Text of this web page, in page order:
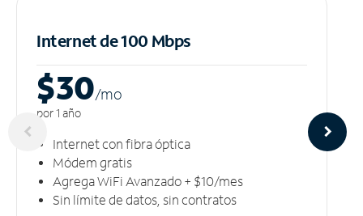
Internet de 100 Mbps
$30/mo
por 1 año
Internet con fibra óptica
Módem gratis
Agrega WiFi Avanzado + $10/mes
Sin límite de datos, sin contratos